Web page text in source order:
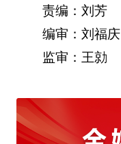
责编：刘芳
编审：刘福庆
监审：王勍